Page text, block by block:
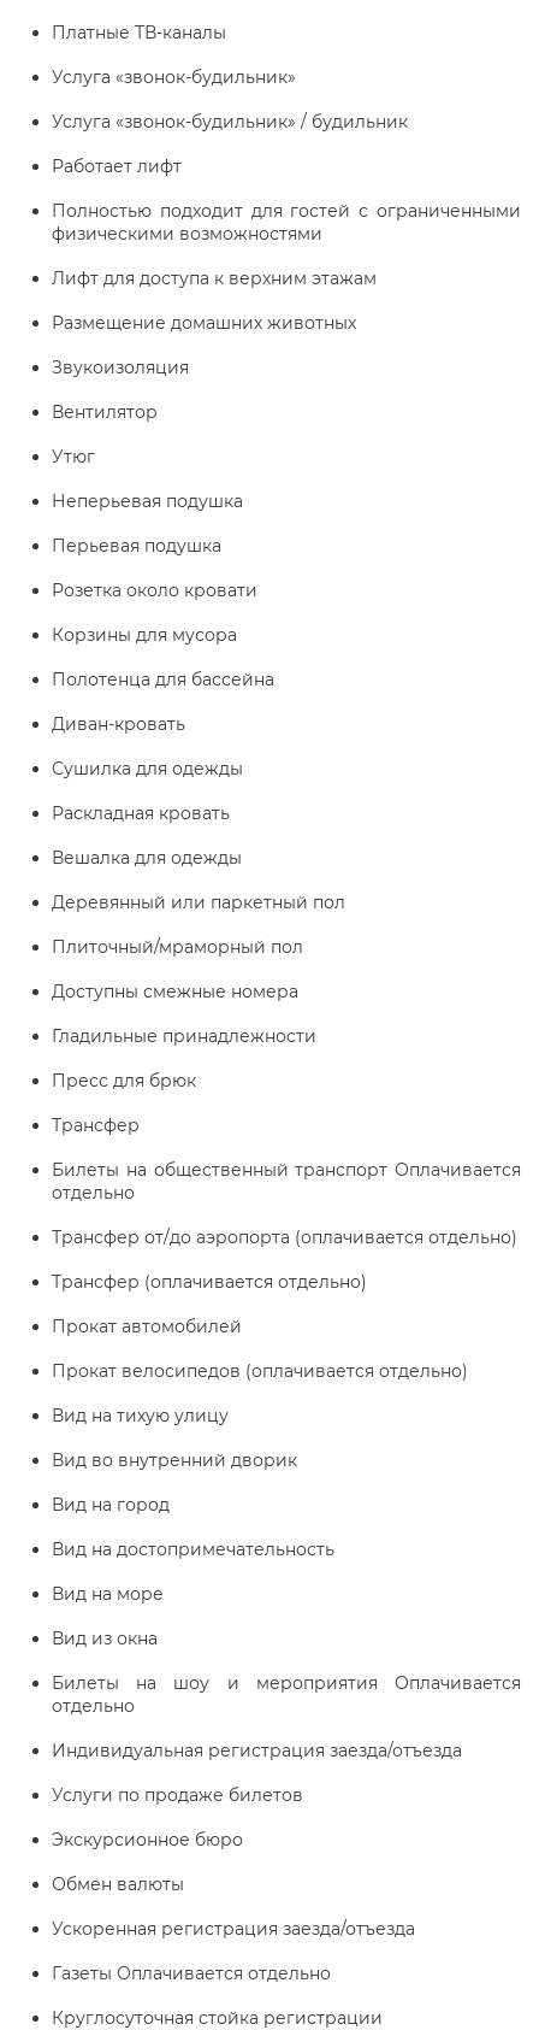
Платные ТВ-каналы
Услуга «звонок-будильник»
Услуга «звонок-будильник» / будильник
Работает лифт
Полностью подходит для гостей с ограниченными
физическими возможностями
Лифт для доступа к верхним этажам
Размещение домашних животных
Звукоизоляция
Вентилятор
Утюг
Неперьевая подушка
Перьевая подушка
Розетка около кровати
Корзины для мусора
Полотенца для бассейна
Диван-кровать
Сушилка для одежды
Раскладная кровать
Вешалка для одежды
Деревянный или паркетный пол
Плиточный/мраморный пол
Доступны смежные номера
Гладильные принадлежности
Пресс для брюк
Трансфер
Билеты на общественный транспорт Оплачивается
отдельно
Трансфер от/до аэропорта (оплачивается отдельно)
Трансфер (оплачивается отдельно)
Прокат автомобилей
Прокат велосипедов (оплачивается отдельно)
Вид на тихую улицу
Вид во внутренний дворик
Вид на город
Вид на достопримечательность
Вид на море
Вид из окна
Билеты на шоу и мероприятия Оплачивается
отдельно
Индивидуальная регистрация заезда/отъезда
Услуги по продаже билетов
Экскурсионное бюро
Обмен валюты
Ускоренная регистрация заезда/отъезда
Газеты Оплачивается отдельно
Круглосуточная стойка регистрации